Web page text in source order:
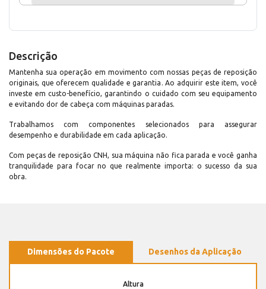
Descrição
Mantenha sua operação em movimento com nossas peças de reposição
originais, que oferecem qualidade e garantia. Ao adquirir este item, você
investe em custo-benefício, garantindo o cuidado com seu equipamento
e evitando dor de cabeça com máquinas paradas.
Trabalhamos com componentes selecionados para assegurar
desempenho e durabilidade em cada aplicação.
Com peças de reposição CNH, sua máquina não fica parada e você ganha
tranquilidade para focar no que realmente importa: o sucesso da sua
obra.
Dimensões do Pacote Desenhos da Aplicação
Altura